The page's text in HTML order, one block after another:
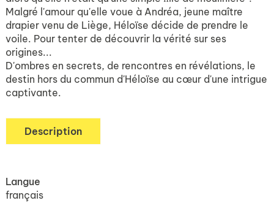
Malgré l'amour qu'elle voue à Andréa, jeune maître
drapier venu de Liège, Héloïse décide de prendre le
voile. Pour tenter de découvrir la vérité sur ses
origines...
D'ombres en secrets, de rencontres en révélations, le
destin hors du commun d'Héloïse au cœur d'une intrigue
captivante.
Description
Langue
français